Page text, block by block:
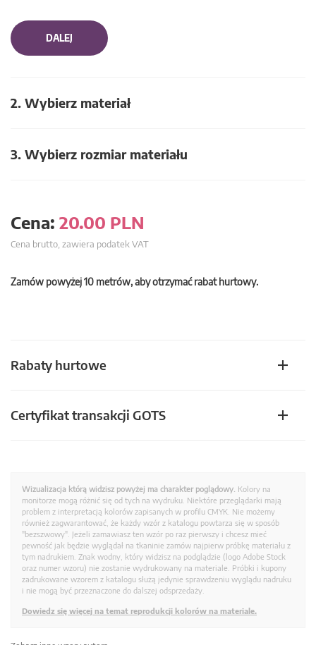
DALEJ
2. Wybierz materiał
3. Wybierz rozmiar materiału
Cena: 20.00 PLN
Cena brutto, zawiera podatek VAT
Zamów powyżej 10 metrów, aby otrzymać rabat hurtowy.
Rabaty hurtowe
Certyfikat transakcji GOTS
Wizualizacja którą widzisz powyżej ma charakter poglądowy. Kolory na
monitorze mogą różnić się od tych na wydruku. Niektóre przeglądarki mają
problem z interpretacją kolorów zapisanych w profilu CMYK. Nie możemy
również zagwarantować, że każdy wzór z katalogu powtarza się w sposób
"bezszwowy". Jeżeli zamawiasz ten wzór po raz pierwszy i chcesz mieć
pewność jak będzie wyglądał na tkaninie zamów najpierw próbkę materiału z
tym nadrukiem. Znak wodny, który widzisz na podglądzie (logo Adobe Stock
oraz numer wzoru) nie zostanie wydrukowany na materiale. Próbki i kupony
zadrukowane wzorem z katalogu służą jedynie sprawdzeniu wyglądu nadruku
i nie mogą być przeznaczone do dalszej odsprzedaży.
Dowiedz się więcej na temat reprodukcji kolorów na materiale.